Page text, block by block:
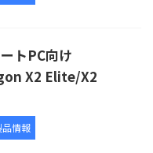
トPC向け
X2 Elite/X2
品情報